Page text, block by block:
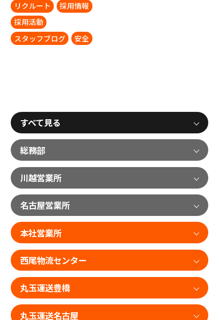
リクルート
採用情報
採用活動
スタッフブログ
安全
すべて見る
総務部
川越営業所
名古屋営業所
本社営業所
西尾物流センター
丸玉運送豊橋
丸玉運送名古屋